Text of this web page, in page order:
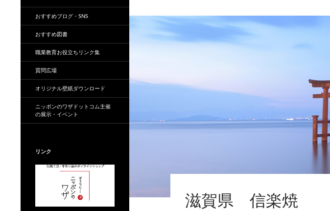
滋賀県 信楽焼
おすすめブログ・SNS
おすすめ図書
職業教育お役立ちリンク集
質問広場
オリジナル壁紙ダウンロード
ニッポンのワザドットコム主催
の展示・イベント
リンク